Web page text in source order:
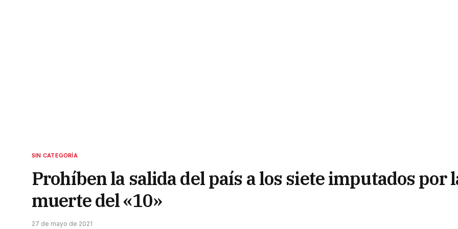
SIN CATEGORÍA
Prohíben la salida del país a los siete imputados por
muerte del «10»
27 de mayo de 2021